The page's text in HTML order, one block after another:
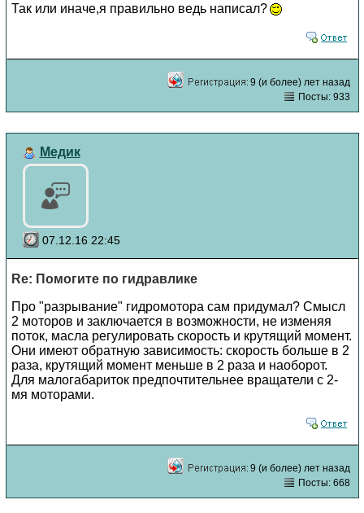
Так или иначе,я правильно ведь написал?
9 (и более) лет назад
Посты: 933
Медик
07.12.16 22:45
Re: Помогите по гидравлике
Про "разрывание" гидромотора сам придумал? Смысл
2 моторов и заключается в возможности, не изменяя
поток, масла регулировать скорость и крутящий момент.
Они имеют обратную зависимость: скорость больше в 2
раза, крутящий момент меньше в 2 раза и наоборот.
Для малогабариток предпочтительнее вращатели с 2-
мя моторами.
9 (и более) лет назад
Посты: 668